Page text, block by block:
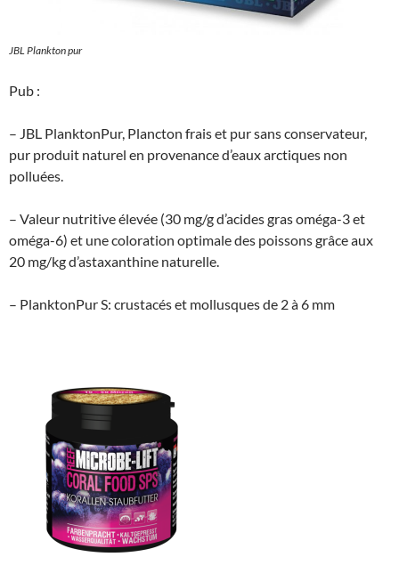
JBL Plankton pur
Pub :
– JBL PlanktonPur, Plancton frais et pur sans conservateur,
pur produit naturel en provenance d’eaux arctiques non
polluées.
– Valeur nutritive élevée (30 mg/g d’acides gras oméga-3 et
oméga-6) et une coloration optimale des poissons grâce aux
20 mg/kg d’astaxanthine naturelle.
– PlanktonPur S: crustacés et mollusques de 2 à 6 mm